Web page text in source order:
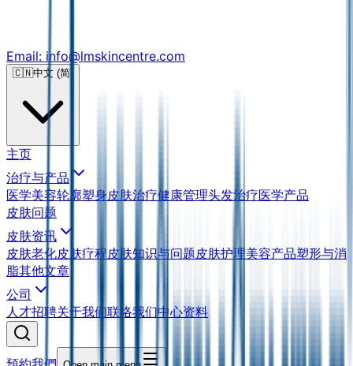
Email: info@lmskincentre.com
🇨🇳中文 (简)
主页
治疗与产品
医学美容轮廓塑身皮肤治疗健康管理头发治疗医学产品
皮肤问题
皮肤资讯
皮肤老化皮肤疗程皮肤知识与问题皮肤护理美容产品塑形与消
脂其他文章
公司
人才招聘关于我们联络我们中心资料